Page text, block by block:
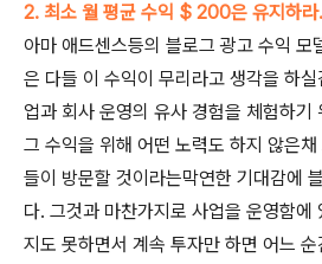
2. 최소 월 평균 수익 $ 200은 유지하라.
아마 애드센스등의 블로그 광고 수익 모
은 다들 이 수익이 무리라고 생각을 하
업과 회사 운영의 유사 경험을 체험하기
그 수익을 위해 어떤 노력도 하지 않은
들이 방문할 것이라는막연한 기대감에
다. 그것과 마찬가지로 사업을 운영함에
지도 못하면서 계속 투자만 하면 어느